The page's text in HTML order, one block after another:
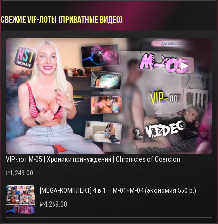
СВЕЖИЕ VIP-ЛОТЫ (ПРИВАТНЫЕ ВИДЕО)
▶
VIP-лот M-05 | Хроники принуждений | Chronicles of Coercion
₽1,249.00
[MEGA-КОМПЛЕКТ] 4 в 1 – M-01+M-04 (экономия 550 р.)
₽4,269.00